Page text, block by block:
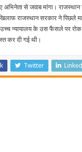
अभिनेता से जवाब मांगा।
राजस्थान सरकार ने पिछले
न्यायालय के उस फैसले पर रोक
कर दी गई थी।
Twitter